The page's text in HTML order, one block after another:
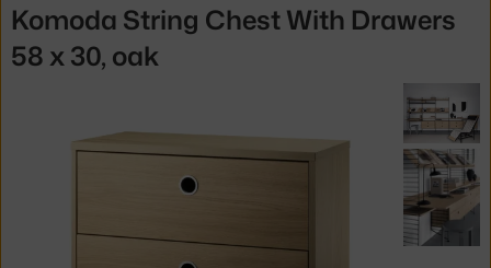
Komoda String Chest With Drawers
58 x 30, oak